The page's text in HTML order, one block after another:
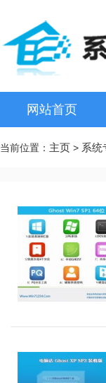
网站首页
当前位置： 主页 > 系统